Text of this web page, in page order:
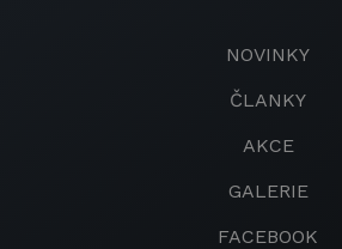
NOVINKY
ČLANKY
AKCE
GALERIE
FACEBOOK